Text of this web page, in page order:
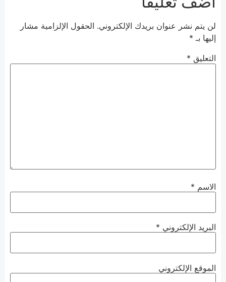
لن يتم نشر عنوان بريدك الإلكتروني. الحقول الإلزامية مشار
إليها بـ *
التعليق*
الاسم*
البريد الإلكتروني*
الموقع الإلكتروني